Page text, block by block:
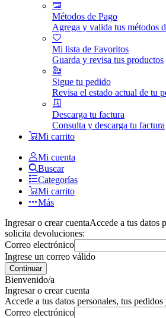
Métodos de Pago
Agrega y valida tus métodos
Mi lista de Favoritos
Guarda y revisa tus productos
Sigue tu pedido
Revisa el estado actual de tu
Descarga tu factura
Consulta y descarga tu factura
Mi carrito
Mi cuenta
Buscar
Categorías
Mi carrito
Más
Ingresar o crear cuentaAccede a tus datos
solicita devoluciones:
Correo electrónico
Ingrese un correo válido
Continuar
Bienvenido/a
Ingresar o crear cuenta
Accede a tus datos personales, tus
Correo electrónico